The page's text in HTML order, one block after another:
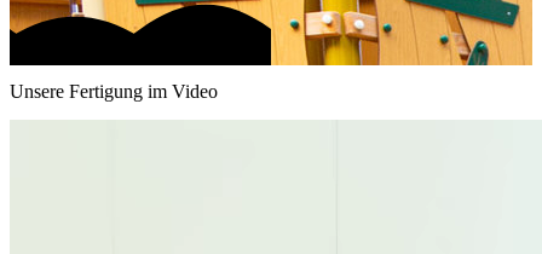
Unsere Fertigung im Video